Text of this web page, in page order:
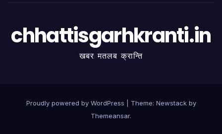
chhattisgarhkranti.in
खबर मतलब क्रान्ति
Proudly powered by WordPress Theme: Newstackby
Themeansar.